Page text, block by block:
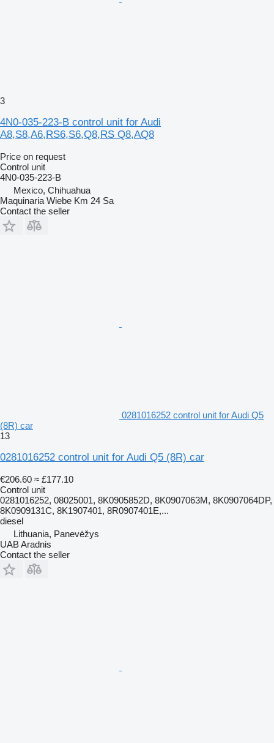
3
4N0-035-223-B control unit for Audi
A8,S8,A6,RS6,S6,Q8,RS Q8,AQ8
Price on request
Control unit
4N0-035-223-B
Mexico, Chihuahua
Maquinaria Wiebe Km 24 Sa
Contact the seller
0281016252 control unit for Audi Q5
(8R) car
13
0281016252 control unit for Audi Q5 (8R) car
€206.60 ≈ £177.10
Control unit
0281016252, 08025001, 8K0905852D, 8K0907063M, 8K0907064DP,
8K0909131C, 8K1907401, 8R0907401E,...
diesel
Lithuania, Panevėžys
UAB Aradnis
Contact the seller